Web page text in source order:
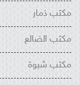
مكتب ذمار
مكتب الضالع
مكتب شبوة